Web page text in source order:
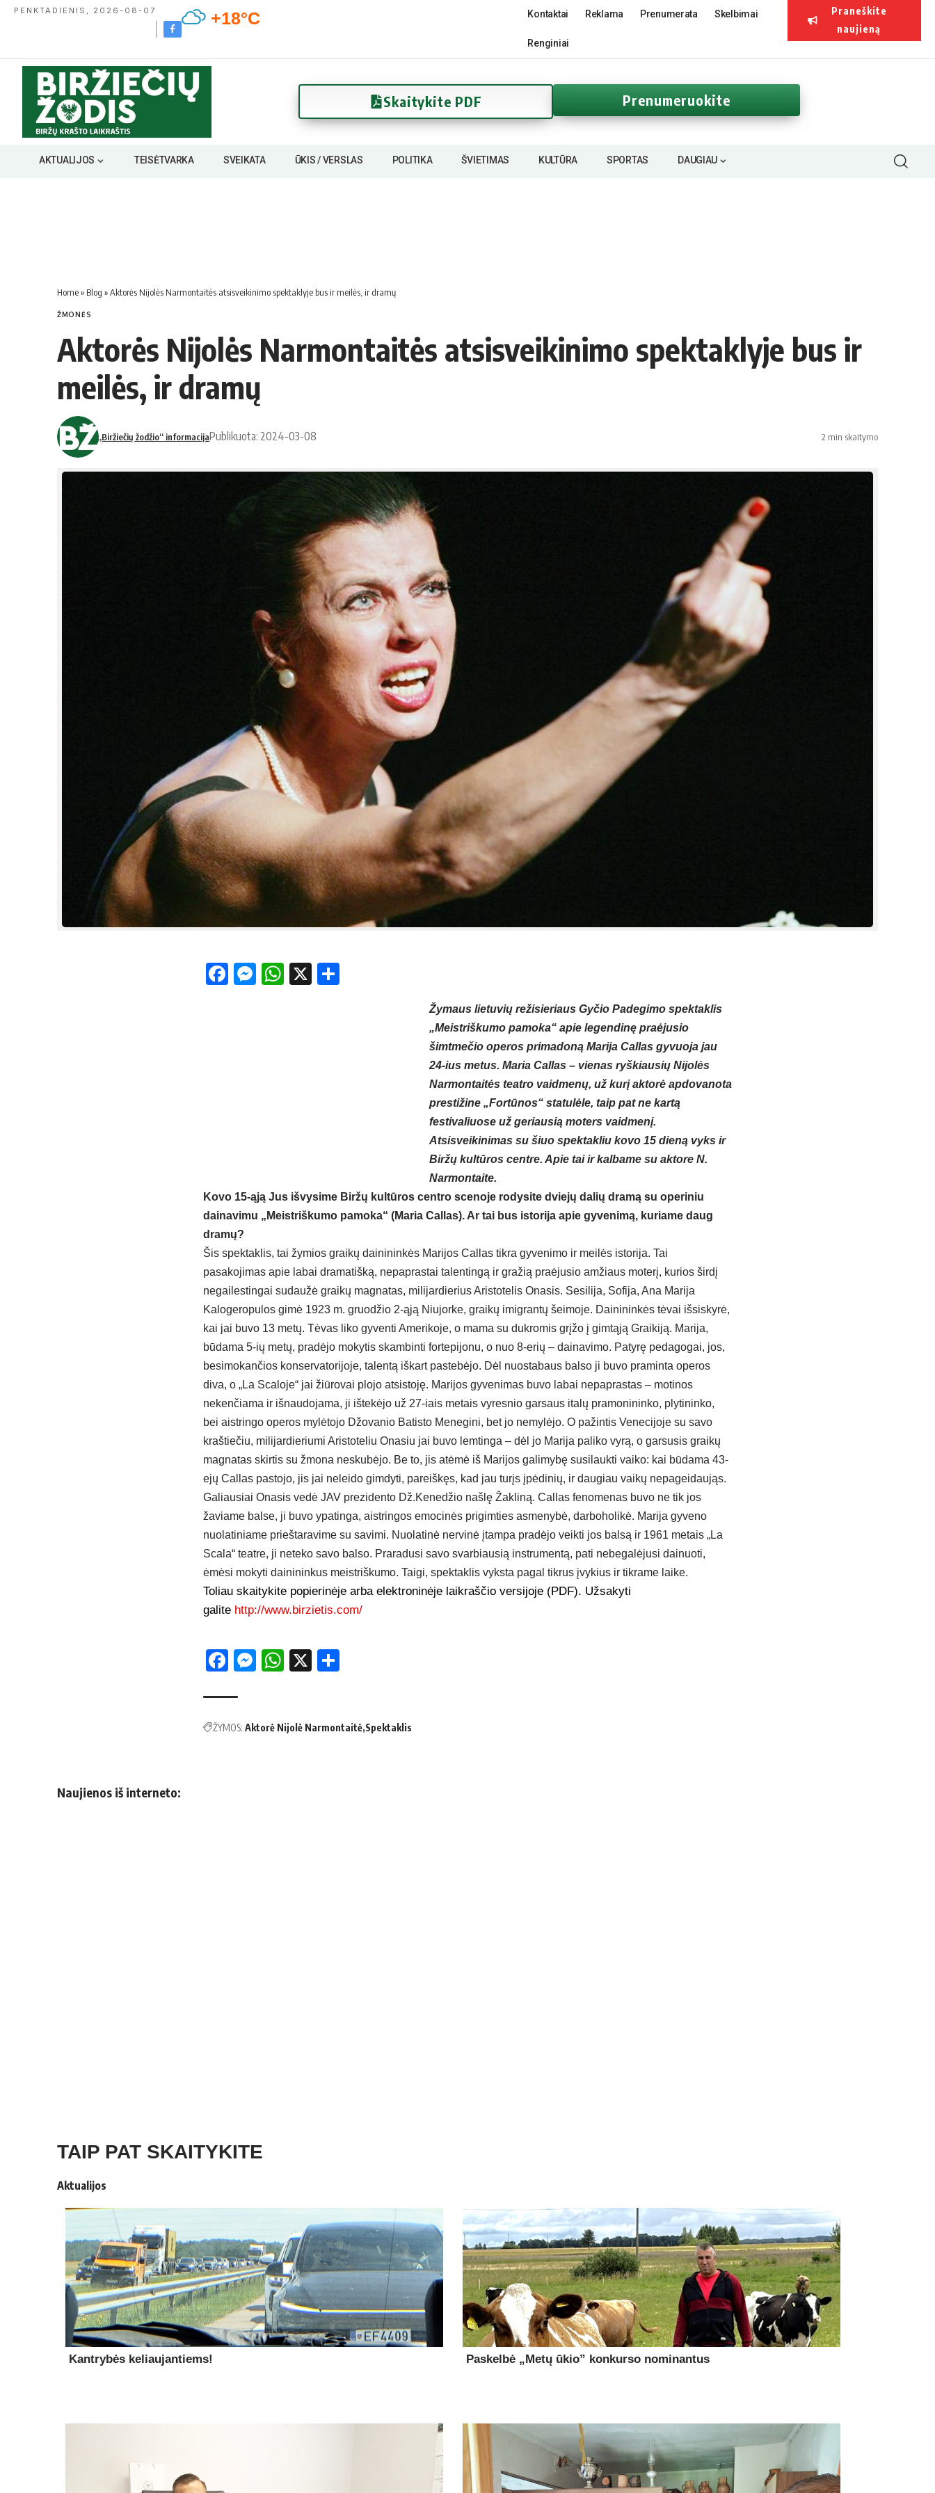
PENKTADIENIS, 2026-08-07 +18°C Kontaktai Reklama Prenumerata Skelbimai
Renginiai
Praneškite
naujieną
Skaitykite PDF Prenumeruokite
AKTUALIJOS TEISĖTVARKA SVEIKATA ŪKIS / VERSLAS POLITIKA ŠVIETIMAS KULTŪRA SPORTAS DAUGIAU
Home» Blog »Aktorės Nijolės Narmontaitės atsisveikinimo spektaklyje bus ir meilės, ir dramų
ŽMONĖS
Aktorės Nijolės Narmontaitės atsisveikinimo spektaklyje bus ir
meilės, ir dramų
„Biržiečių žodžio“ informacijaPublikuota: 2024-03-08 2 min skaitymo
Facebook
Messenger
WhatsApp
X
Žymaus lietuvių režisieriaus Gyčio Padegimo spektaklis
„Meistriškumo pamoka“ apie legendinę praėjusio
šimtmečio operos primadoną Marija Callas gyvuoja jau
24-ius metus. Maria Callas – vienas ryškiausių Nijolės
Narmontaitės teatro vaidmenų, už kurį aktorė apdovanota
prestižine „Fortūnos“ statulėle, taip pat ne kartą
festivaliuose už geriausią moters vaidmenį.
Atsisveikinimas su šiuo spektakliu kovo 15 dieną vyks ir
Biržų kultūros centre. Apie tai ir kalbame su aktore N.
Narmontaite.
Kovo 15-ąją Jus išvysime Biržų kultūros centro scenoje rodysite dviejų dalių dramą su operiniu
dainavimu „Meistriškumo pamoka“ (Maria Callas). Ar tai bus istorija apie gyvenimą, kuriame daug
dramų?
Šis spektaklis, tai žymios graikų dainininkės Marijos Callas tikra gyvenimo ir meilės istorija. Tai
pasakojimas apie labai dramatišką, nepaprastai talentingą ir gražią praėjusio amžiaus moterį, kurios širdį
negailestingai sudaužė graikų magnatas, milijardierius Aristotelis Onasis. Sesilija, Sofija, Ana Marija
Kalogeropulos gimė 1923 m. gruodžio 2-ąją Niujorke, graikų imigrantų šeimoje. Dainininkės tėvai išsiskyrė,
kai jai buvo 13 metų. Tėvas liko gyventi Amerikoje, o mama su dukromis grįžo į gimtąją Graikiją. Marija,
būdama 5-ių metų, pradėjo mokytis skambinti fortepijonu, o nuo 8-erių – dainavimo. Patyrę pedagogai, jos,
besimokančios konservatorijoje, talentą iškart pastebėjo. Dėl nuostabaus balso ji buvo praminta operos
diva, o „La Scaloje“ jai žiūrovai plojo atsistoję. Marijos gyvenimas buvo labai nepaprastas – motinos
nekenčiama ir išnaudojama, ji ištekėjo už 27-iais metais vyresnio garsaus italų pramonininko, plytininko,
bei aistringo operos mylėtojo Džovanio Batisto Menegini, bet jo nemylėjo. O pažintis Venecijoje su savo
kraštiečiu, milijardieriumi Aristoteliu Onasiu jai buvo lemtinga – dėl jo Marija paliko vyrą, o garsusis graikų
magnatas skirtis su žmona neskubėjo. Be to, jis atėmė iš Marijos galimybę susilaukti vaiko: kai būdama 43-
ejų Callas pastojo, jis jai neleido gimdyti, pareiškęs, kad jau turįs įpėdinių, ir daugiau vaikų nepageidaująs.
Galiausiai Onasis vedė JAV prezidento Dž.Kenedžio našlę Žakliną. Callas fenomenas buvo ne tik jos
žaviame balse, ji buvo ypatinga, aistringos emocinės prigimties asmenybė, darboholikė. Marija gyveno
nuolatiniame prieštaravime su savimi. Nuolatinė nervinė įtampa pradėjo veikti jos balsą ir 1961 metais „La
Scala“ teatre, ji neteko savo balso. Praradusi savo svarbiausią instrumentą, pati nebegalėjusi dainuoti,
ėmėsi mokyti dainininkus meistriškumo. Taigi, spektaklis vyksta pagal tikrus įvykius ir tikrame laike.
Toliau skaitykite popierinėje arba elektroninėje laikraščio versijoje (PDF). Užsakyti
galite http://www.birzietis.com/
Facebook
Messenger
WhatsApp
X
ŽYMOS: Aktorė Nijolė Narmontaitė Spektaklis
Naujienos iš interneto:
TAIP PAT SKAITYKITE
Aktualijos
Kantrybės keliaujantiems! Paskelbė „Metų ūkio” konkurso nominantus